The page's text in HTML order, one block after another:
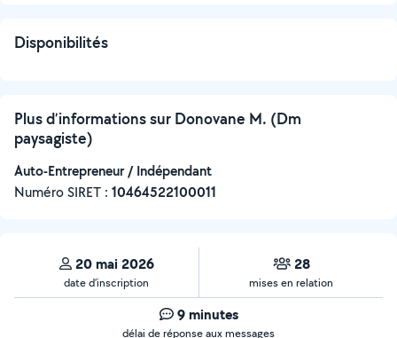
Disponibilités
Plus d’informations sur Donovane M. (Dm
paysagiste)
Auto-Entrepreneur / Indépendant
Numéro SIRET : ‍10464522100011
20 mai 2026
date d’inscription
28
mises en relation
9 minutes
délai de réponse aux messages